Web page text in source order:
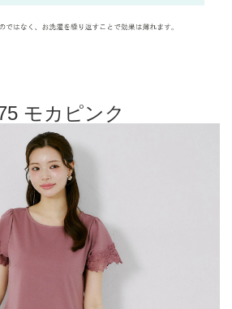
モカピンク